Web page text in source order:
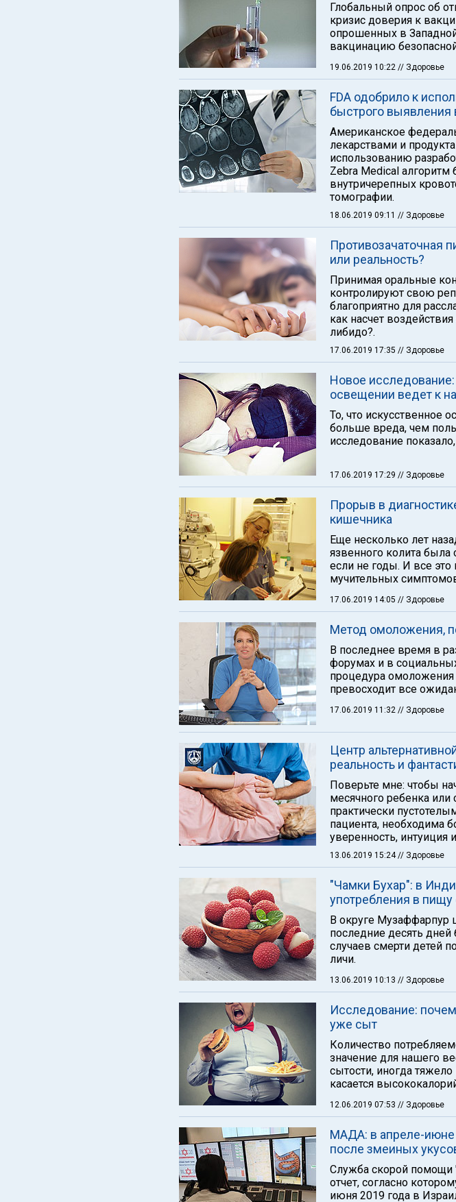
Глобальный опрос об
кризис доверия к
опрошенных в
вакцинацию
19.06.2019 10:22 // Здоровье
FDA одобрило к
быстрого выявления
Американское
лекарствами и
использованию
Zebra Medical
внутричерепных
томографии.
18.06.2019 09:11 // Здоровье
Противозачаточная
или реальность?
Принимая оральные
контролируют свою
благоприятно для
как насчет
либидо?.
17.06.2019 17:35 // Здоровье
Новое
освещении ведет к
То, что искусственное
больше вреда, чем
исследование
17.06.2019 17:29 // Здоровье
Прорыв в
кишечника
Еще несколько лет
язвенного колита
если не годы. И все
мучительных
17.06.2019 14:05 // Здоровье
Метод омоложения,
В последнее время в
форумах и в
процедура омоложения
превосходит все
17.06.2019 11:32 // Здоровье
Центр
реальность и
Поверьте мне: чтобы
месячного ребенка
практически
пациента, необходима
уверенность, интуиция
13.06.2019 15:24// Здоровье
"Чамки Бухар": в
употребления в пищу
В округе Музаффарпур
последние десять
случаев смерти детей
личи.
13.06.2019 10:13 // Здоровье
Исследование:
уже сыт
Количество
значение для нашего
сытости, иногда тяжело
касается
12.06.2019 07:53 // Здоровье
МАДА: в апреле-июне
после змеиных
Служба скорой помощи
отчет, согласно
июня 2019 года в